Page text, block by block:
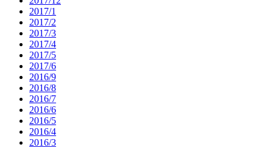
2017/1
2017/2
2017/3
2017/4
2017/5
2017/6
2016/9
2016/8
2016/7
2016/6
2016/5
2016/4
2016/3